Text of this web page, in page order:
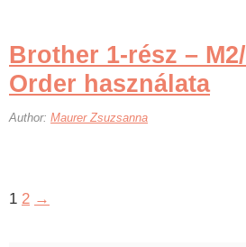
Brother 1-rész –
Order használata
Author: Maurer Zsuzsanna
1 2 →